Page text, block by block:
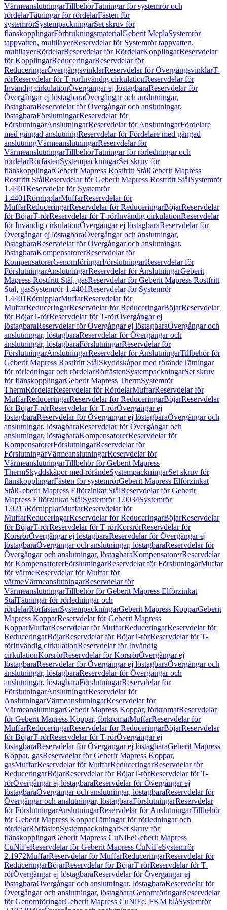
VärmeanslutningarTillbehörTätningar för systemrör och
rördelarTätningar för rördelarFästen för
systemrörSystempackningarSet skruv för
flänskopplingarFörbrukningsmaterialGeberit MeplaSystemrör
tappvatten, multilayerReservdelar för Systemrör tappvatten,
multilayerRördelarReservdelar för RördelarKopplingarReservdelar
för KopplingarReduceringarReservdelar för
ReduceringarÖvergångsvinklarReservdelar för ÖvergångsvinklarT-
rörReservdelar för T-rörInvändig cirkulationReservdelar för
Invändig cirkulationÖvergångar ej löstagbaraReservdelar för
Övergångar ej löstagbaraÖvergångar och anslutningar,
löstagbaraReservdelar för Övergångar och anslutningar,
löstagbaraFörslutningarReservdelar för
FörslutningarAnslutningarReservdelar för AnslutningarFördelare
med gängad anslutningReservdelar för Fördelare med gängad
anslutningVärmeanslutningarReservdelar för
VärmeanslutningarTillbehörTätningar för rörledningar och
rördelarRörfästenSystempackningarSet skruv för
flänskopplingarGeberit Mapress Rostfritt StålGeberit Mapress
Rostfritt StålReservdelar för Geberit Mapress Rostfritt StålSystemrör
1.4401Reservdelar för Systemrör
1.4401RörnipplarMuffarReservdelar för
MuffarReduceringarReservdelar för ReduceringarBöjarReservdelar
för BöjarT-rörReservdelar för T-rörInvändig cirkulationReservdelar
för Invändig cirkulationÖvergångar ej löstagbaraReservdelar för
Övergångar ej löstagbaraÖvergångar och anslutningar,
löstagbaraReservdelar för Övergångar och anslutningar,
löstagbaraKompensatorerReservdelar för
KompensatorerGenomföringarFörslutningarReservdelar för
FörslutningarAnslutningarReservdelar för AnslutningarGeberit
Mapress Rostfritt Stål, gasReservdelar för Geberit Mapress Rostfritt
Stål, gasSystemrör 1.4401Reservdelar för Systemrör
1.4401RörnipplarMuffarReservdelar för
MuffarReduceringarReservdelar för ReduceringarBöjarReservdelar
för BöjarT-rörReservdelar för T-rörÖvergångar ej
löstagbaraReservdelar för Övergångar ej löstagbaraÖvergångar och
anslutningar, löstagbaraReservdelar för Övergångar och
anslutningar, löstagbaraFörslutningarReservdelar för
FörslutningarAnslutningarReservdelar för AnslutningarTillbehör för
Geberit Mapress Rostfritt StålSkyddskåpor med rörändeTätningar
för rörledningar och rördelarRörfästenSystempackningarSet skruv
för flänskopplingarGeberit Mapress ThermSystemrör
ThermRördelarReservdelar för RördelarMuffarReservdelar för
MuffarReduceringarReservdelar för ReduceringarBöjarReservdelar
för BöjarT-rörReservdelar för T-rörÖvergångar ej
löstagbaraReservdelar för Övergångar ej löstagbaraÖvergångar och
anslutningar, löstagbaraReservdelar för Övergångar och
anslutningar, löstagbaraKompensatorerReservdelar för
KompensatorerFörslutningarReservdelar för
FörslutningarVärmeanslutningarReservdelar för
VärmeanslutningarTillbehör för Geberit Mapress
ThermSkyddskåpor med rörändeSystempackningarSet skruv för
flänskopplingarFästen för systemrörGeberit Mapress Elförzinkat
StålGeberit Mapress Elförzinkat StålReservdelar för Geberit
Mapress Elförzinkat StålSystemrör 1.0034Systemrör
1.0215RörnipplarMuffarReservdelar för
MuffarReduceringarReservdelar för ReduceringarBöjarReservdelar
för BöjarT-rörReservdelar för T-rörKorsrörReservdelar för
KorsrörÖvergångar ej löstagbaraReservdelar för Övergångar ej
löstagbaraÖvergångar och anslutningar, löstagbaraReservdelar för
Övergångar och anslutningar, löstagbaraKompensatorerReservdelar
för KompensatorerFörslutningarReservdelar för FörslutningarMuffar
för värmeReservdelar för Muffar för
värmeVärmeanslutningarReservdelar för
VärmeanslutningarTillbehör för Geberit Mapress Elförzinkat
StålTätningar för rörledningar och
rördelarRörfästenSystempackningarGeberit Mapress KopparGeberit
Mapress KopparReservdelar för Geberit Mapress
KopparMuffarReservdelar för MuffarReduceringarReservdelar för
ReduceringarBöjarReservdelar för BöjarT-rörReservdelar för T-
rörInvändig cirkulationReservdelar för Invändig
cirkulationKorsrörReservdelar för KorsrörÖvergångar ej
löstagbaraReservdelar för Övergångar ej löstagbaraÖvergångar och
anslutningar, löstagbaraReservdelar för Övergångar och
anslutningar, löstagbaraFörslutningarReservdelar för
FörslutningarAnslutningarReservdelar för
AnslutningarVärmeanslutningarReservdelar för
VärmeanslutningarGeberit Mapress Koppar, förkromatReservdelar
för Geberit Mapress Koppar, förkromatMuffarReservdelar för
MuffarReduceringarReservdelar för ReduceringarBöjarReservdelar
för BöjarT-rörReservdelar för T-rörÖvergångar ej
löstagbaraReservdelar för Övergångar ej löstagbaraGeberit Mapress
Koppar, gasReservdelar för Geberit Mapress Koppar,
gasMuffarReservdelar för MuffarReduceringarReservdelar för
ReduceringarBöjarReservdelar för BöjarT-rörReservdelar för T-
rörÖvergångar ej löstagbaraReservdelar för Övergångar ej
löstagbaraÖvergångar och anslutningar, löstagbaraReservdelar för
Övergångar och anslutningar, löstagbaraFörslutningarReservdelar
för FörslutningarAnslutningarReservdelar för AnslutningarTillbehör
för Geberit Mapress KopparTätningar för rörledningar och
rördelarRörfästenSystempackningarSet skruv för
flänskopplingarGeberit Mapress CuNiFeGeberit Mapress
CuNiFeReservdelar för Geberit Mapress CuNiFeSystemrör
2.1972MuffarReservdelar för MuffarReduceringarReservdelar för
ReduceringarBöjarReservdelar för BöjarT-rörReservdelar för T-
rörÖvergångar ej löstagbaraReservdelar för Övergångar ej
löstagbaraÖvergångar och anslutningar, löstagbaraReservdelar för
Övergångar och anslutningar, löstagbaraGenomföringarReservdelar
för GenomföringarGeberit Mapress CuNiFe, FKM blåSystemrör